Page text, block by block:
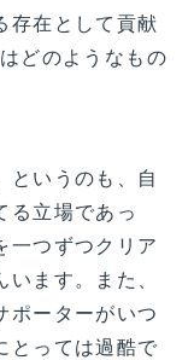
存在として貢献
どのようなもの
というのも、自
る立場であっ
一つずつクリア
ます。また、
ポーターがいつ
とっては過酷で